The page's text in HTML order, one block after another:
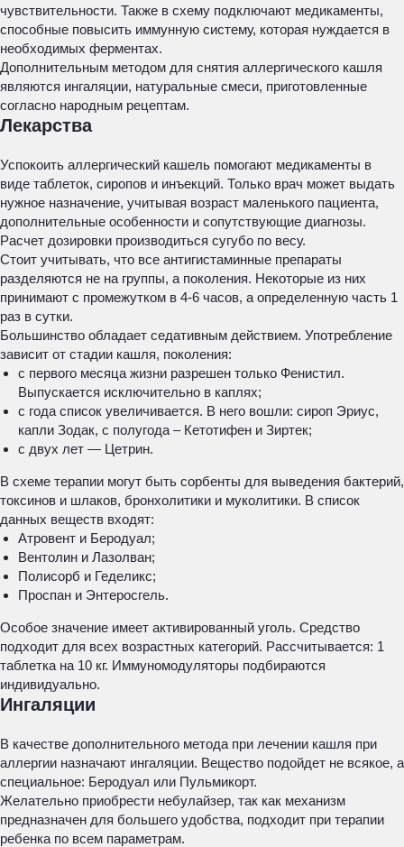
чувствительности. Также в схему подключают медикаменты,
способные повысить иммунную систему, которая нуждается в
необходимых ферментах.
Дополнительным методом для снятия аллергического кашля
являются ингаляции, натуральные смеси, приготовленные
согласно народным рецептам.
Лекарства
Успокоить аллергический кашель помогают медикаменты в
виде таблеток, сиропов и инъекций. Только врач может выдать
нужное назначение, учитывая возраст маленького пациента,
дополнительные особенности и сопутствующие диагнозы.
Расчет дозировки производиться сугубо по весу.
Стоит учитывать, что все антигистаминные препараты
разделяются не на группы, а поколения. Некоторые из них
принимают с промежутком в 4-6 часов, а определенную часть 1
раз в сутки.
Большинство обладает седативным действием. Употребление
зависит от стадии кашля, поколения:
с первого месяца жизни разрешен только Фенистил.
Выпускается исключительно в каплях;
с года список увеличивается. В него вошли: сироп Эриус,
капли Зодак, с полугода – Кетотифен и Зиртек;
с двух лет — Цетрин.
В схеме терапии могут быть сорбенты для выведения бактерий,
токсинов и шлаков, бронхолитики и муколитики. В список
данных веществ входят:
Атровент и Беродуал;
Вентолин и Лазолван;
Полисорб и Геделикс;
Проспан и Энтеросгель.
Особое значение имеет активированный уголь. Средство
подходит для всех возрастных категорий. Рассчитывается: 1
таблетка на 10 кг. Иммуномодуляторы подбираются
индивидуально.
Ингаляции
В качестве дополнительного метода при лечении кашля при
аллергии назначают ингаляции. Вещество подойдет не всякое, а
специальное: Беродуал или Пульмикорт.
Желательно приобрести небулайзер, так как механизм
предназначен для большего удобства, подходит при терапии
ребенка по всем параметрам.